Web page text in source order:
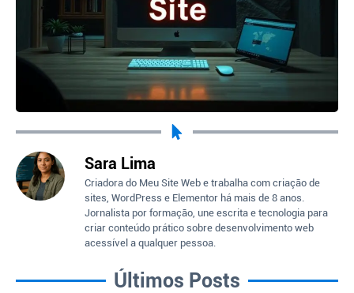
Sara Lima
Criadora do Meu Site Web e trabalha com criação de
sites, WordPress e Elementor há mais de 8 anos.
Jornalista por formação, une escrita e tecnologia para
criar conteúdo prático sobre desenvolvimento web
acessível a qualquer pessoa.
Últimos Posts